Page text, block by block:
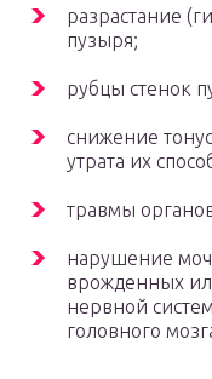
разрастание
пузыря;
рубцы стенок
снижение
утрата их
травмы
нарушение
врожденных
нервной
головного